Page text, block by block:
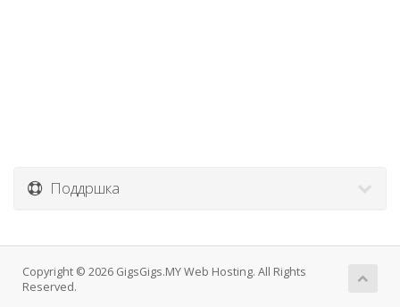
Поддршка
Copyright © 2026 GigsGigs.MY Web Hosting. All Rights
Reserved.